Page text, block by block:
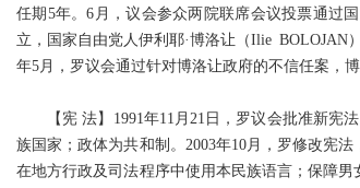
任期5年。6月，议会参众两院联席会议投票通过
立，国家自由党人伊利耶·博洛让（Ilie BOLOJAN
年5月，罗议会通过针对博洛让政府的不信任案，
【宪 法】1991年11月21日，罗议会批准新
族国家；政体为共和制。2003年10月，罗修改宪
在地方行政及司法程序中使用本民族语言；保障